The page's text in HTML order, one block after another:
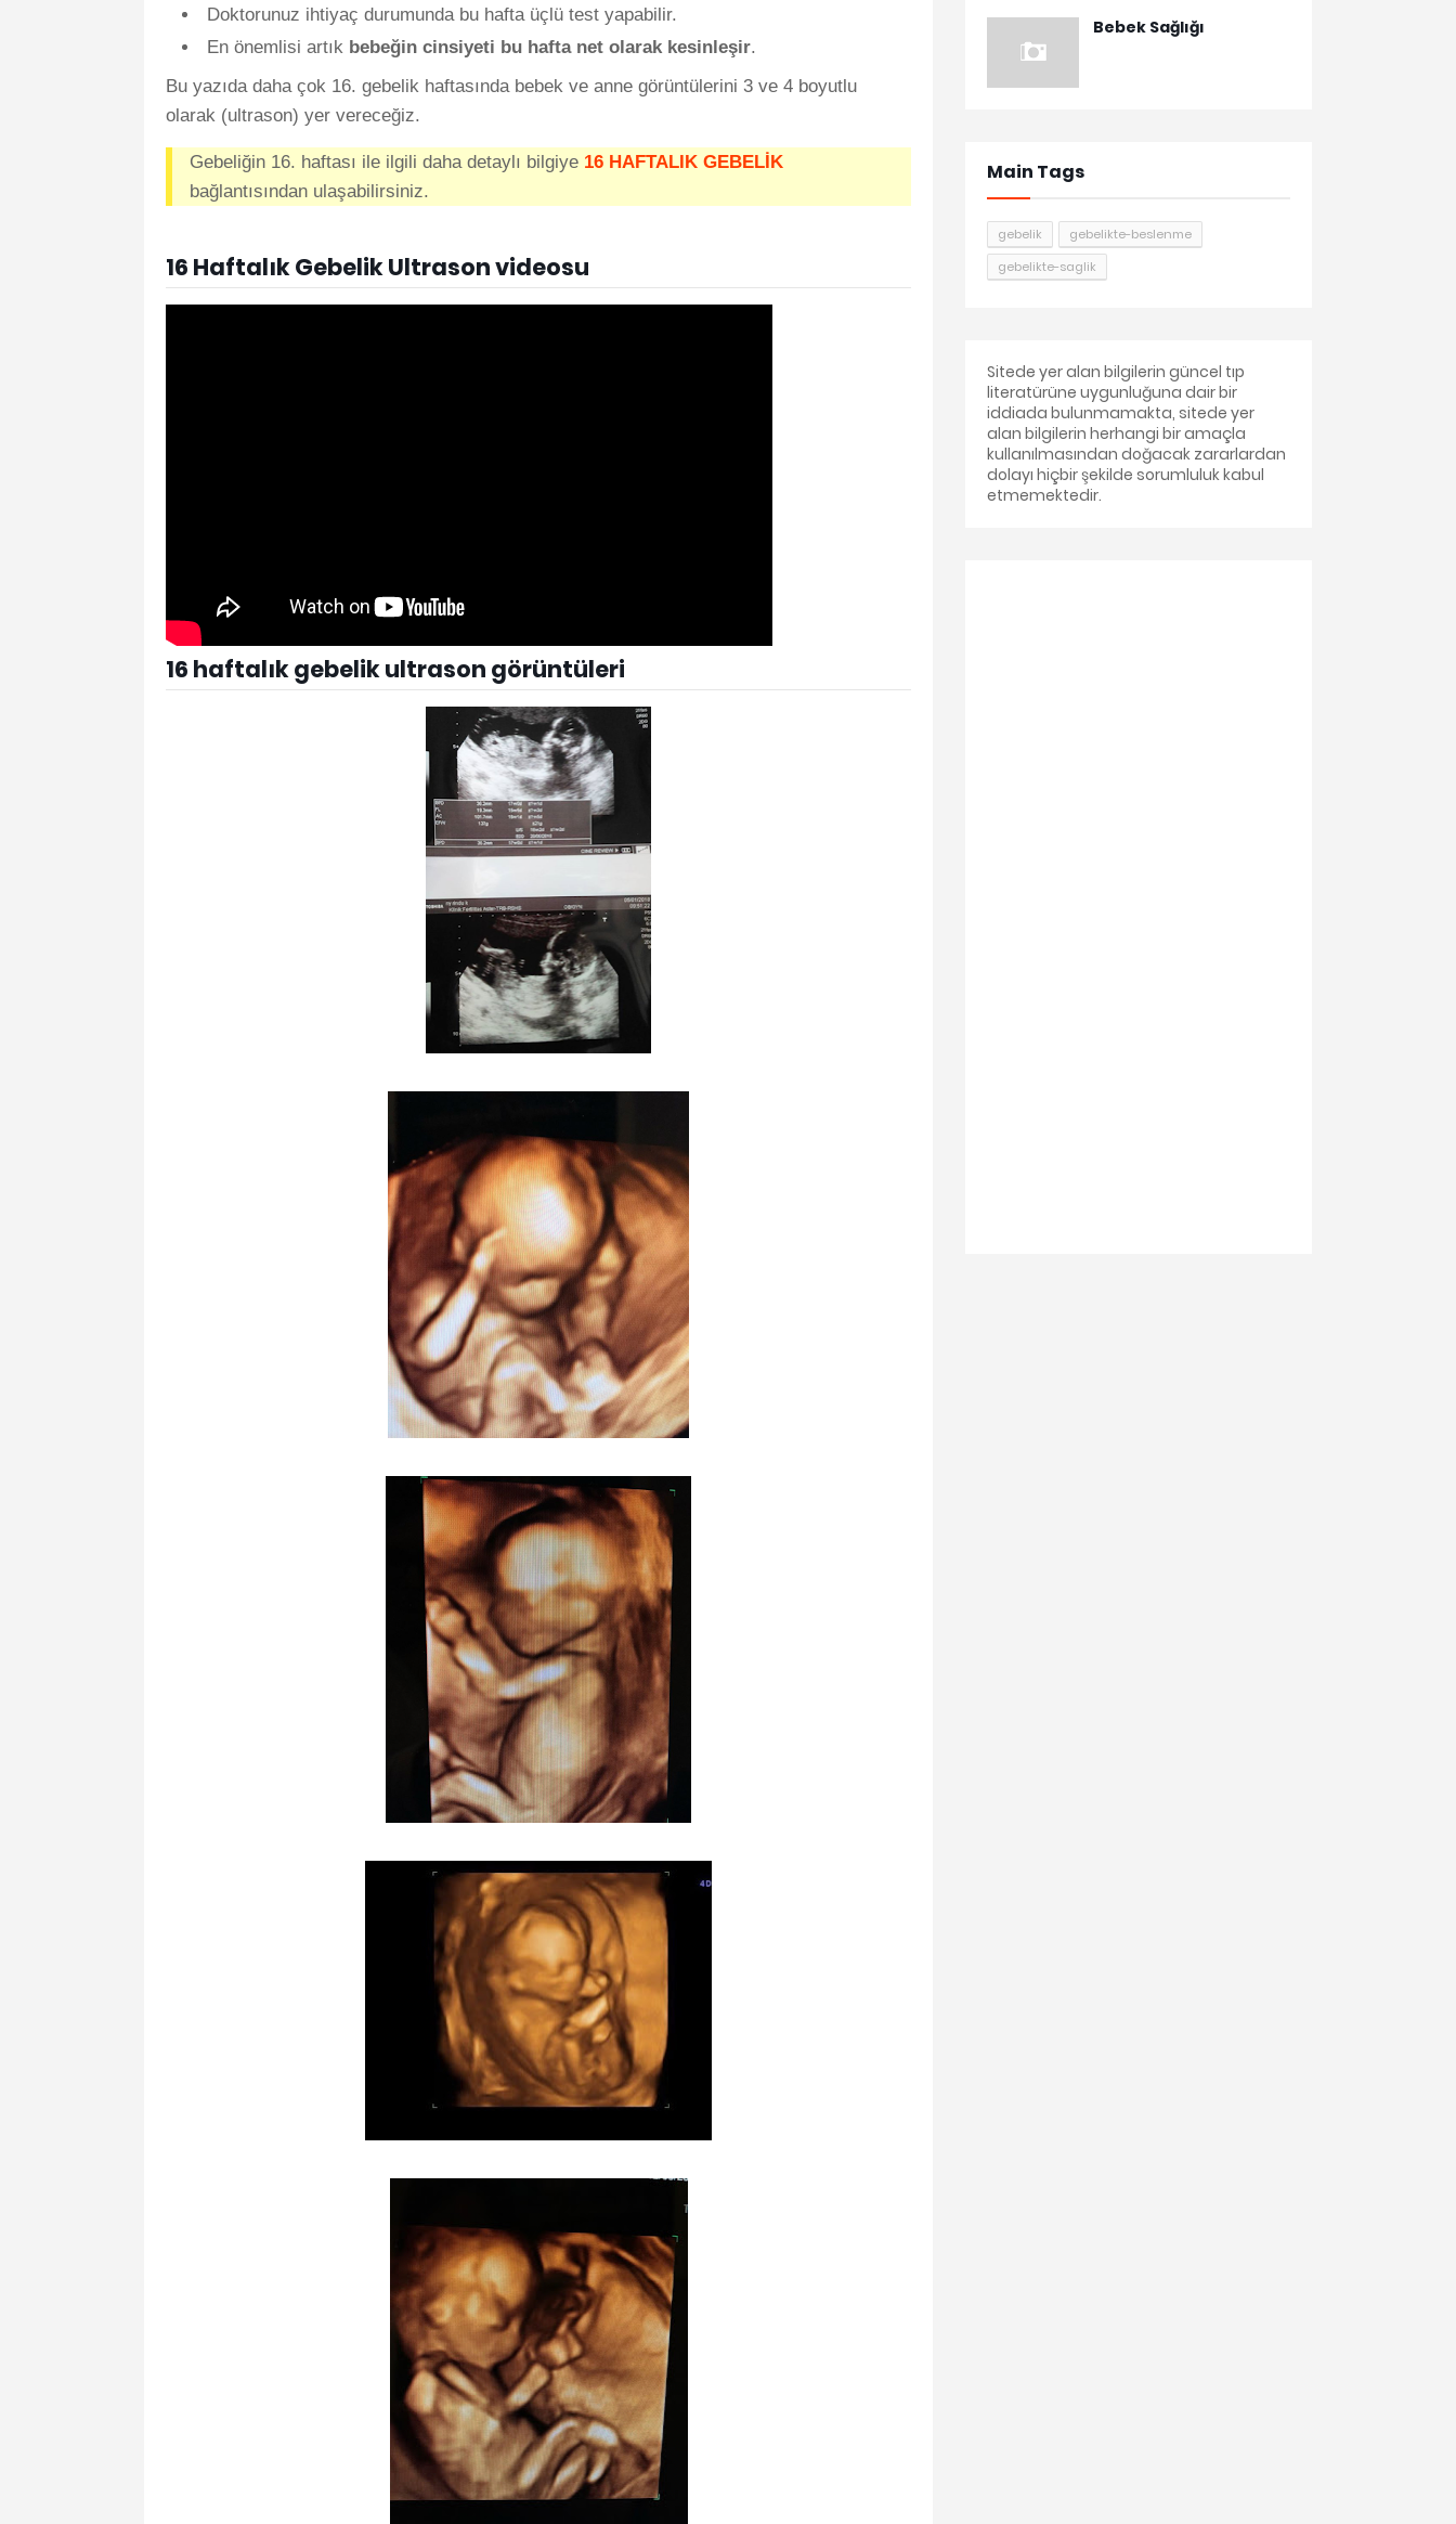
Doktorunuz ihtiyaç durumunda bu hafta üçlü test yapabilir.
En önemlisi artık bebeğin cinsiyeti bu hafta net olarak kesinleşir.
Bu yazıda daha çok 16. gebelik haftasında bebek ve anne görüntülerini 3 ve 4 boyutlu
olarak (ultrason) yer vereceğiz.
Gebeliğin 16. haftası ile ilgili daha detaylı bilgiye 16 HAFTALIK GEBELİK
bağlantısından ulaşabilirsiniz.
16 Haftalık Gebelik Ultrason videosu
16 haftalık gebelik ultrason görüntüleri
Bebek Sağlığı
Main Tags
gebelik
gebelikte-beslenme
gebelikte-saglik
Sitede yer alan bilgilerin güncel tıp
literatürüne uygunluğuna dair bir
iddiada bulunmamakta, sitede yer
alan bilgilerin herhangi bir amaçla
kullanılmasından doğacak zararlardan
dolayı hiçbir şekilde sorumluluk kabul
etmemektedir.